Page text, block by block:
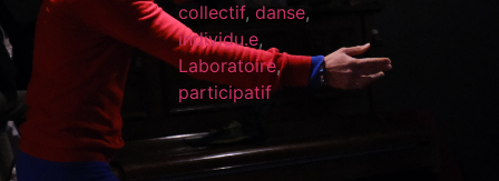
collectif, danse,
individu.e,
Laboratoire,
participatif